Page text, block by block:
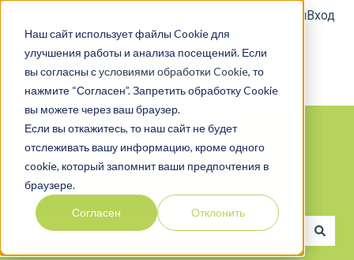
Наш сайт использует файлы Cookie для
улучшения работы и анализа посещений. Если
вы согласны сусловиями обработки Cookie, то
нажмите “Согласен”. Запретить обработку Cookie
вы можете через ваш браузер.
Если вы откажитесь, то наш сайт не будет
отслеживать вашу информацию, кроме одного
cookie, который запомнит ваши предпочтения в
браузере.
Согласен Отклонить
Клиентский порталВход
Справочный центр СОДИС Лаб
Результаты отсутствуют, так как поле поиска